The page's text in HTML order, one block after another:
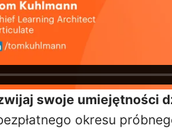
swoje umiejętności
okresu